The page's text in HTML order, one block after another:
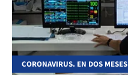
CORONAVIRUS. EN DOS MESES